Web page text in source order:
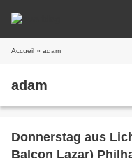
Accueil » adam
adam
Donnerstag aus
Balcon Lazar)